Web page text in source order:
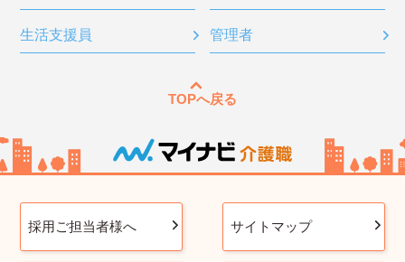
生活支援員 管理者
TOPへ戻る
採用ご担当者様へ サイトマップ